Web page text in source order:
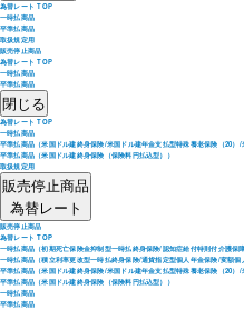
為替レート TOP
一時払商品
平準払商品
取扱規定用
販売停止商品
為替レート TOP
一時払商品
平準払商品
閉じる
為替レート TOP
一時払商品
平準払商品（米国ドル建終身保険/米国ドル建年金支払型特殊養老保険（20）/
平準払商品（米国ドル建終身保険（保険料円払込型））
取扱規定用
販売停止商品
為替レート
販売停止商品
為替レート TOP
一時払商品（初期死亡保険金抑制型一時払終身保険/認知症給付特則付介護保
一時払商品（積立利率更改型一時払終身保険/通貨指定型個人年金保険/変額個
平準払商品（米国ドル建終身保険/米国ドル建年金支払型特殊養老保険（20）/
平準払商品（米国ドル建終身保険（保険料円払込型））
一時払商品
平準払商品